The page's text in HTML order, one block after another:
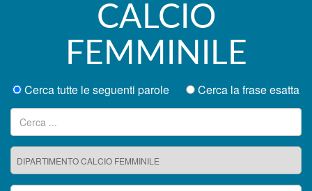
CALCIO
FEMMINILE
Cerca tutte le seguenti parole
Cerca la frase esatta
Ricerca per: